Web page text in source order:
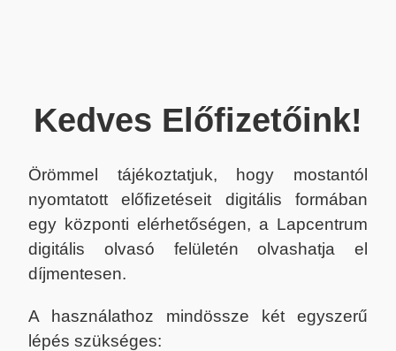
Kedves Előfizetőink!
Örömmel tájékoztatjuk, hogy mostantól
nyomtatott előfizetéseit digitális formában
egy központi elérhetőségen, a Lapcentrum
digitális olvasó felületén olvashatja el
díjmentesen.
A használathoz mindössze két egyszerű
lépés szükséges: